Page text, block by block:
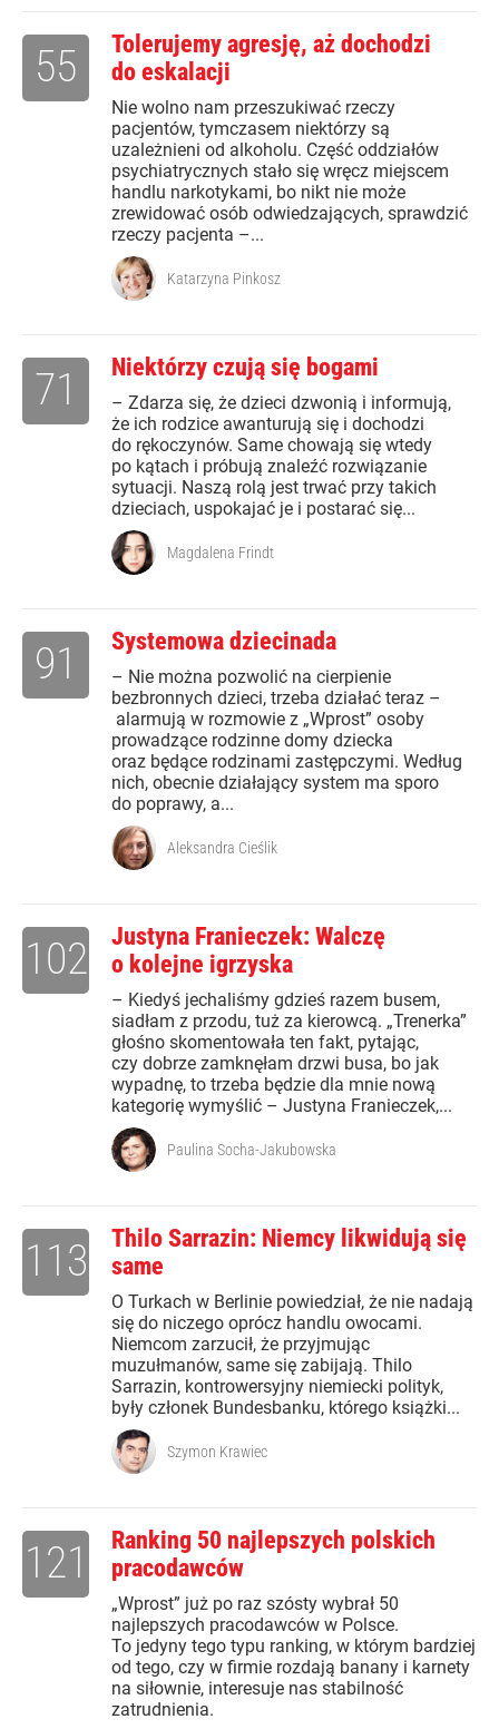
Tolerujemy agresję, aż dochodzi
do eskalacji
Nie wolno nam przeszukiwać rzeczy
pacjentów, tymczasem niektórzy są
uzależnieni od alkoholu. Część oddziałów
psychiatrycznych stało się wręcz miejscem
handlu narkotykami, bo nikt nie może
zrewidować osób odwiedzających, sprawdzić
rzeczy pacjenta –...
55
Katarzyna Pinkosz
Niektórzy czują się bogami
– Zdarza się, że dzieci dzwonią i informują,
że ich rodzice awanturują się i dochodzi
do rękoczynów. Same chowają się wtedy
po kątach i próbują znaleźć rozwiązanie
sytuacji. Naszą rolą jest trwać przy takich
dzieciach, uspokajać je i postarać się...
71
Magdalena Frindt
Systemowa dziecinada
– Nie można pozwolić na cierpienie
bezbronnych dzieci, trzeba działać teraz –
alarmują w rozmowie z „Wprost” osoby
prowadzące rodzinne domy dziecka
oraz będące rodzinami zastępczymi. Według
nich, obecnie działający system ma sporo
do poprawy, a...
91
Aleksandra Cieślik
Justyna Franieczek: Walczę
o kolejne igrzyska
– Kiedyś jechaliśmy gdzieś razem busem,
siadłam z przodu, tuż za kierowcą. „Trenerka”
głośno skomentowała ten fakt, pytając,
czy dobrze zamknęłam drzwi busa, bo jak
wypadnę, to trzeba będzie dla mnie nową
kategorię wymyślić – Justyna Franieczek,...
102
Paulina Socha-Jakubowska
Thilo Sarrazin: Niemcy likwidują się
same
O Turkach w Berlinie powiedział, że nie nadają
się do niczego oprócz handlu owocami.
Niemcom zarzucił, że przyjmując
muzułmanów, same się zabijają. Thilo
Sarrazin, kontrowersyjny niemiecki polityk,
były członek Bundesbanku, którego książki...
113
Szymon Krawiec
Ranking 50 najlepszych polskich
pracodawców
„Wprost” już po raz szósty wybrał 50
najlepszych pracodawców w Polsce.
To jedyny tego typu ranking, w którym bardziej
od tego, czy w firmie rozdają banany i karnety
na siłownie, interesuje nas stabilność
zatrudnienia.
121